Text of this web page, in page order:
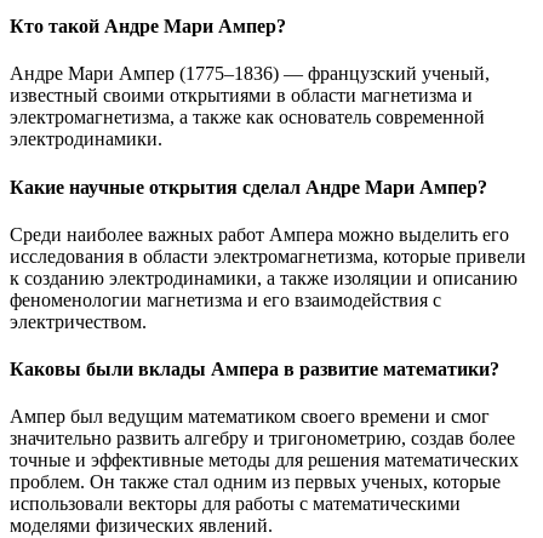
Кто такой Андре Мари Ампер?
Андре Мари Ампер (1775–1836) — французский ученый,
известный своими открытиями в области магнетизма и
электромагнетизма, а также как основатель современной
электродинамики.
Какие научные открытия сделал Андре Мари Ампер?
Среди наиболее важных работ Ампера можно выделить его
исследования в области электромагнетизма, которые привели
к созданию электродинамики, а также изоляции и описанию
феноменологии магнетизма и его взаимодействия с
электричеством.
Каковы были вклады Ампера в развитие математики?
Ампер был ведущим математиком своего времени и смог
значительно развить алгебру и тригонометрию, создав более
точные и эффективные методы для решения математических
проблем. Он также стал одним из первых ученых, которые
использовали векторы для работы с математическими
моделями физических явлений.